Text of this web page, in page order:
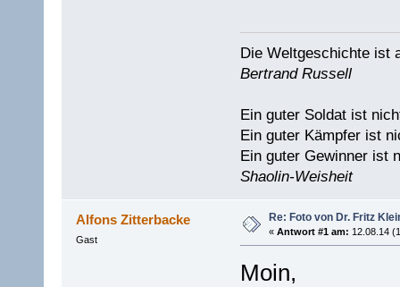
Die Weltgeschichte ist
Bertrand Russell
Ein guter Soldat ist
Ein guter Kämpfer ist
Ein guter Gewinner ist
Shaolin-Weisheit
Alfons Zitterbacke
Gast
Re: Foto von Dr. Fritz
« Antwort #1 am: 12.08.14
Moin,